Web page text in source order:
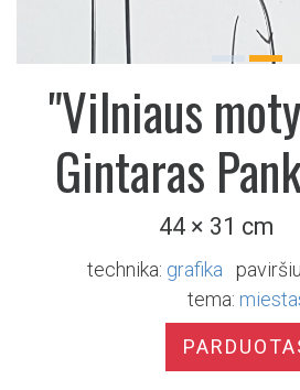
"Vilniaus
Gintaras
44 × 31 cm
technika: grafika
tema: